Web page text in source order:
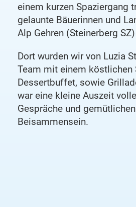
einem kurzen Spaziergang
gelaunte Bäuerinnen und
Alp Gehren (Steinerberg
Dort wurden wir von Luzia
Team mit einem köstlichen
Dessertbuffet, sowie
war eine kleine Auszeit
Gespräche und gemütlichen
Beisammensein.